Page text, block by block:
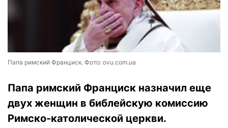
Папа римский Франциск. Фото: ovu.com.ua
Папа римский Франциск назначил еще
двух женщин в библейскую комиссию
Римско-католической церкви.